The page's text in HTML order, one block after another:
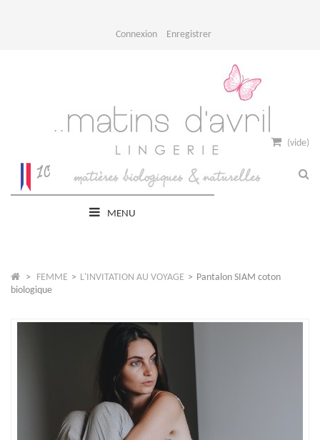
Connexion Enregistrer
MENU
(vide)
> FEMME > L'INVITATION AU VOYAGE > Pantalon SIAM coton
biologique